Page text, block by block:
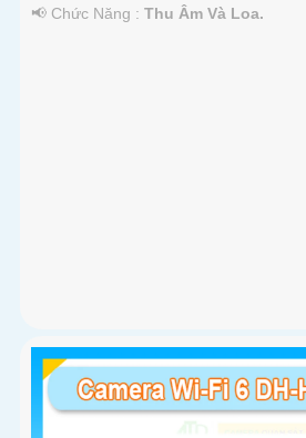
️📢 Chức Năng : Thu Âm Và Loa.